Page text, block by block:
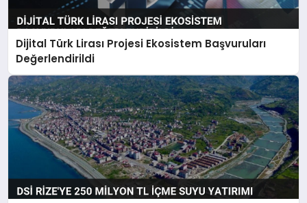
Dijital Türk Lirası Projesi Ekosistem Başvuruları
Değerlendirildi